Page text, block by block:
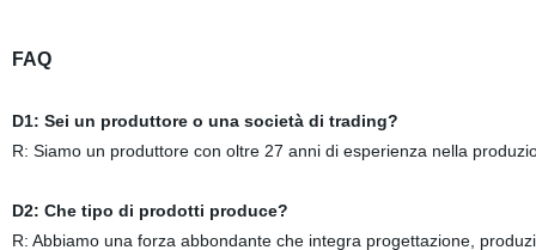
FAQ
D1: Sei un produttore o una società di trading?
R: Siamo un produttore con oltre 27 anni di esperienza nella
D2: Che tipo di prodotti produce?
R: Abbiamo una forza abbondante che integra progettazione,